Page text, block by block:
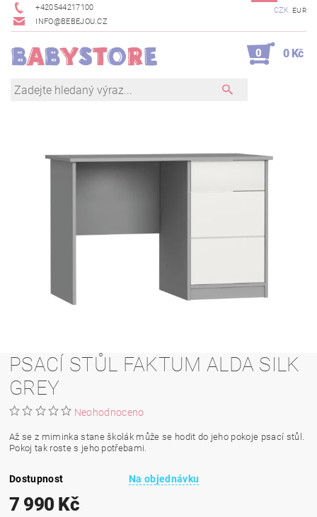
+420544217100
INFO@BEBEJOU.CZ
CZK EUR
0 0 Kč
PSACÍ STŮL FAKTUM ALDA SILK
GREY
Neohodnoceno
Až se z miminka stane školák může se hodit do jeho pokoje psací stůl.
Pokoj tak roste s jeho potřebami.
Dostupnost Na objednávku
7 990 Kč